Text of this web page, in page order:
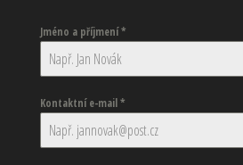
Jméno a příjmení*
Kontaktní e-mail*